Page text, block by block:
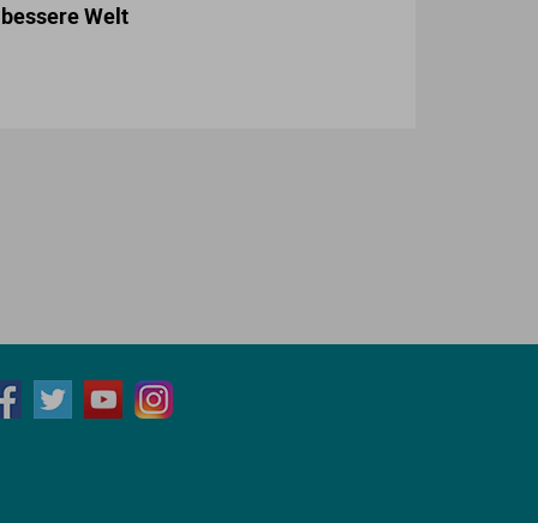
bessere Welt